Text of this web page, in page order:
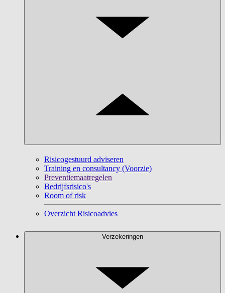
Risicogestuurd adviseren
Training en consultancy (Voorzie)
Preventiemaatregelen
Bedrijfsrisico's
Room of risk
Overzicht Risicoadvies
Verzekeringen